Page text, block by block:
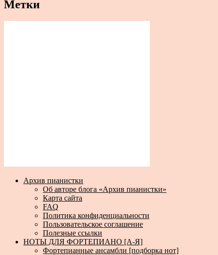
Метки
Архив пианистки
Об авторе блога «Архив пианистки»
Карта сайта
FAQ
Политика конфиденциальности
Пользовательское соглашение
Полезные ссылки
НОТЫ ДЛЯ ФОРТЕПИАНО [А-Я]
Фортепианные ансамбли [подборка нот]